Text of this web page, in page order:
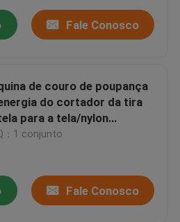
Fale Conosco
de couro de poupança
do cortador da tira
para a tela/nylon
：1 conjunto
Fale Conosco